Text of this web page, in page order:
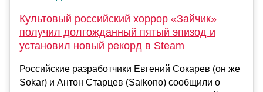
Культовый российский хоррор «Зайчик»
получил долгожданный пятый эпизод и
установил новый рекорд в Steam
Российские разработчики Евгений Сокарев (он же
Sokar) и Антон Старцев (Saikono) сообщили о